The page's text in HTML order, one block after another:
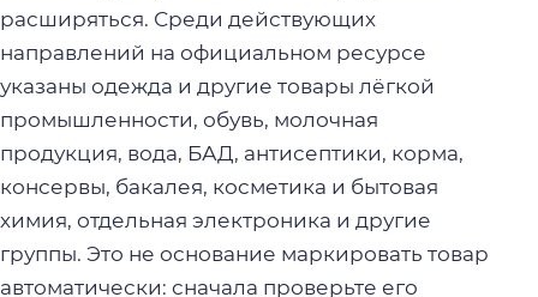
расширяться. Среди действующих
направлений на официальном ресурсе
указаны одежда и другие товары лёгкой
промышленности, обувь, молочная
продукция, вода, БАД, антисептики, корма,
консервы, бакалея, косметика и бытовая
химия, отдельная электроника и другие
группы. Это не основание маркировать товар
автоматически: сначала проверьте его